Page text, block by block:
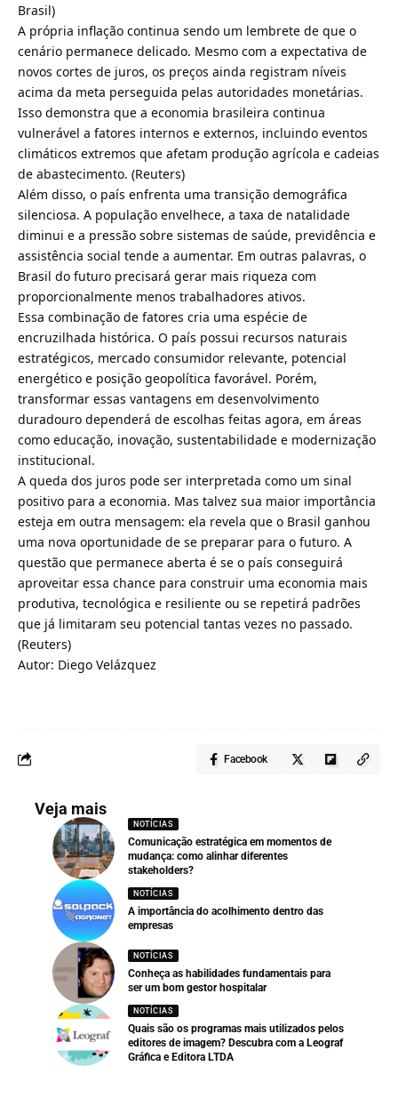
Brasil)
A própria inflação continua sendo um lembrete de que o
cenário permanece delicado. Mesmo com a expectativa de
novos cortes de juros, os preços ainda registram níveis
acima da meta perseguida pelas autoridades monetárias.
Isso demonstra que a economia brasileira continua
vulnerável a fatores internos e externos, incluindo eventos
climáticos extremos que afetam produção agrícola e cadeias
de abastecimento. (Reuters)
Além disso, o país enfrenta uma transição demográfica
silenciosa. A população envelhece, a taxa de natalidade
diminui e a pressão sobre sistemas de saúde, previdência e
assistência social tende a aumentar. Em outras palavras, o
Brasil do futuro precisará gerar mais riqueza com
proporcionalmente menos trabalhadores ativos.
Essa combinação de fatores cria uma espécie de
encruzilhada histórica. O país possui recursos naturais
estratégicos, mercado consumidor relevante, potencial
energético e posição geopolítica favorável. Porém,
transformar essas vantagens em desenvolvimento
duradouro dependerá de escolhas feitas agora, em áreas
como educação, inovação, sustentabilidade e modernização
institucional.
A queda dos juros pode ser interpretada como um sinal
positivo para a economia. Mas talvez sua maior importância
esteja em outra mensagem: ela revela que o Brasil ganhou
uma nova oportunidade de se preparar para o futuro. A
questão que permanece aberta é se o país conseguirá
aproveitar essa chance para construir uma economia mais
produtiva, tecnológica e resiliente ou se repetirá padrões
que já limitaram seu potencial tantas vezes no passado.
(Reuters)
Autor: Diego Velázquez
Facebook
Veja mais
NOTÍCIAS
Comunicação estratégica em momentos de
mudança: como alinhar diferentes
stakeholders?
NOTÍCIAS
A importância do acolhimento dentro das
empresas
NOTÍCIAS
Conheça as habilidades fundamentais para
ser um bom gestor hospitalar
NOTÍCIAS
Quais são os programas mais utilizados pelos
editores de imagem? Descubra com a Leograf
Gráfica e Editora LTDA